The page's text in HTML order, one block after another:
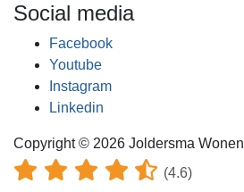
Social media
Facebook
Youtube
Instagram
Linkedin
Copyright © 2026 Joldersma Wonen
(4.6)